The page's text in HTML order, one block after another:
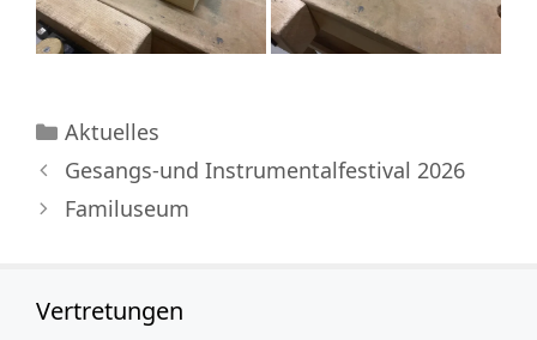
Kategorien
Aktuelles
Gesangs-und Instrumentalfestival 2026
Familuseum
Vertretungen